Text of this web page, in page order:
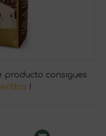
producto consigues
!